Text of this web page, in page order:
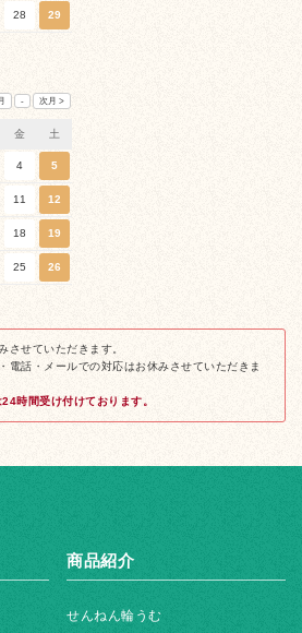
28 29
金 土
4 5
11 12
18 19
25 26
させていただきます。
電話・メールでの対応はお休みさせていただきま
時間受け付けております。
商品紹介
せんねん輪うむ